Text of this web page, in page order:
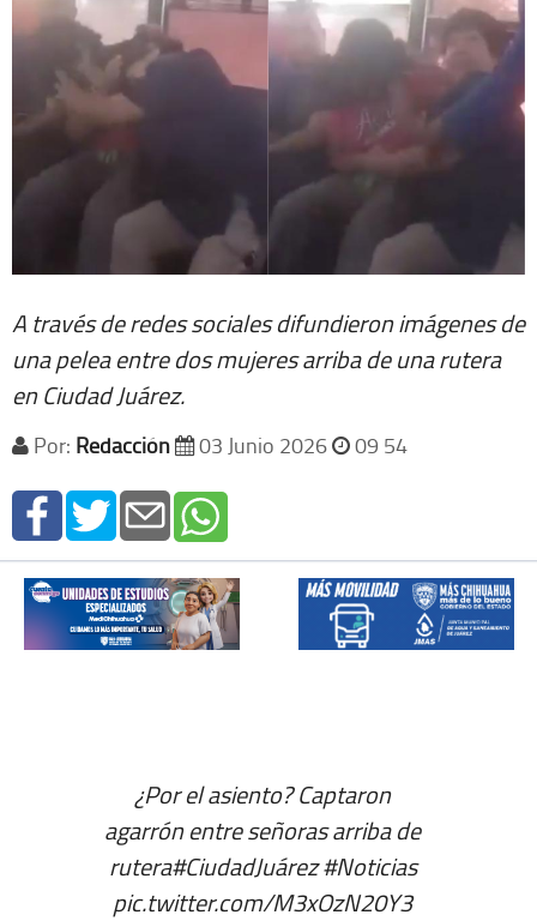
Extra +
A través de redes sociales difundieron imágenes de
una pelea entre dos mujeres arriba de una rutera
en Ciudad Juárez.
Por: Redacción 03 Junio 2026 09 54
¿Por el asiento? Captaron
agarrón entre señoras arriba de
rutera#CiudadJuárez#Noticias
pic.twitter.com/M3xOzN20Y3